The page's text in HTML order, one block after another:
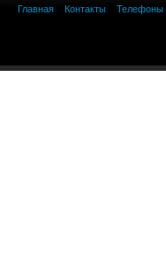
Главная
Контакты Телефоны